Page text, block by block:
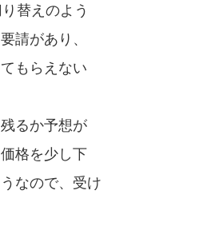
替えのよう
請があり、
もらえない
るか予想が
格を少し下
なので、受け